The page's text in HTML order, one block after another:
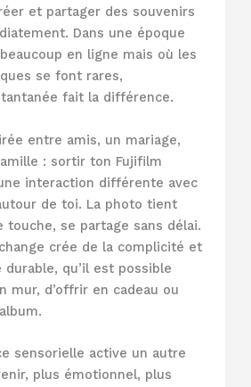
et partager des souvenirs
Dans une époque
en ligne mais où les
se font rares,
fait la différence.
entre amis, un mariage,
: sortir ton Fujifilm
interaction différente avec
de toi. La photo tient
touche, se partage sans délai.
crée de la complicité et
qu’il est possible
mur, d’offrir en cadeau ou
sensorielle active un autre
plus émotionnel, plus